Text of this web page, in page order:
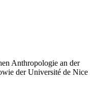
Anthropologie an der
der Université de Nice